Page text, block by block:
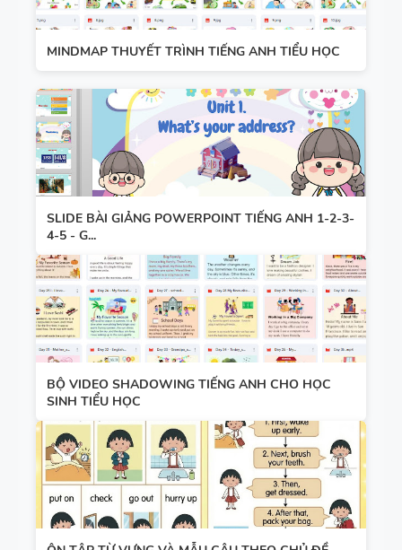
MINDMAP THUYẾT TRÌNH TIẾNG ANH TIỂU HỌC
SLIDE BÀI GIẢNG POWERPOINT TIẾNG ANH 1-2-3-
4-5 - G...
BỘ VIDEO SHADOWING TIẾNG ANH CHO HỌC
SINH TIỂU HỌC